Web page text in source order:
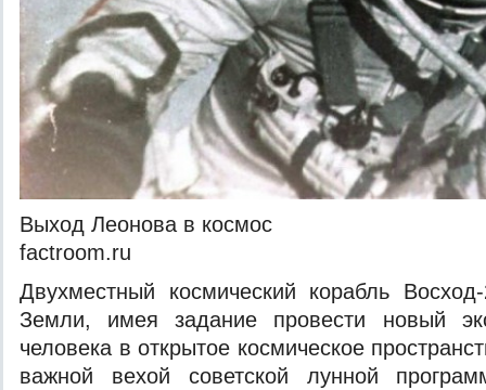
Выход Леонова в космос
factroom.ru
Двухместный космический корабль
Земли, имея задание провести новый
человека в открытое космическое
важной вехой советской лунной